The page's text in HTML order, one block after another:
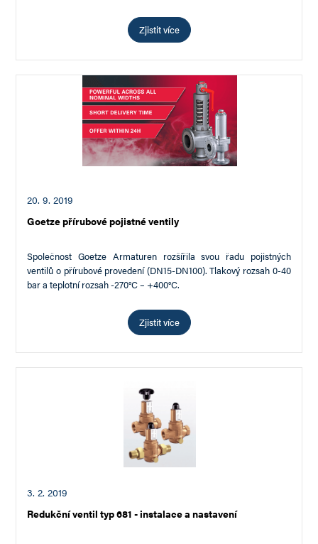
Zjistit více
20. 9. 2019
Goetze přírubové pojistné ventily
Společnost Goetze Armaturen rozšířila svou řadu pojistných
ventilů o přírubové provedení (DN15-DN100). Tlakový rozsah 0-40
bar a teplotní rozsah -270°C – +400°C.
Zjistit více
3. 2. 2019
Redukční ventil typ 681 - instalace a nastavení